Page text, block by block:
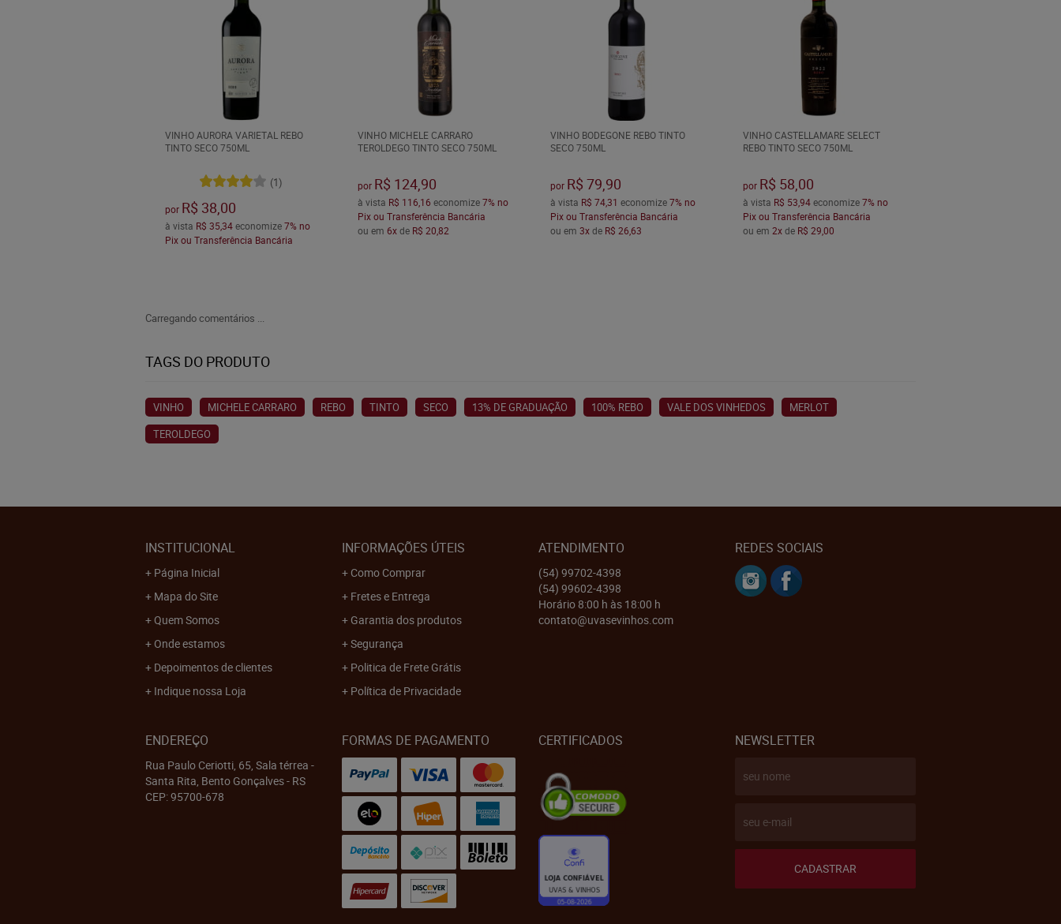
VINHO AURORA VARIETAL REBO
TINTO SECO 750ML
(1)
por R$ 38,00
à vista R$ 35,34economize7% no
Pix ou Transferência Bancária
VINHO MICHELE CARRARO
TEROLDEGO TINTO SECO 750ML
por R$ 124,90
à vista R$ 116,16 economize7% no
Pix ou Transferência Bancária
ou em 6xde R$ 20,82
VINHO BODEGONE REBO TINTO
SECO 750ML
por R$ 79,90
à vista R$ 74,31 economize7% no
Pix ou Transferência Bancária
ou em 3xde R$ 26,63
VINHO CASTELLAMARE SELECT
REBO TINTO SECO 750ML
por R$ 58,00
à vista R$ 53,94economize7% no
Pix ou Transferência Bancária
ou em 2xde R$ 29,00
Carregando comentários ...
TAGS DO PRODUTO
VINHO MICHELE CARRARO REBO TINTO SECO 13% DE GRADUAÇÃO 100% REBO VALE DOS VINHEDOS
MERLOT
TEROLDEGO
INSTITUCIONAL
Página Inicial
Mapa do Site
Quem Somos
Onde estamos
Depoimentos de clientes
Indique nossa Loja
INFORMAÇÕES ÚTEIS
Como Comprar
Fretes e Entrega
Garantia dos produtos
Segurança
Politica de Frete Grátis
Política de Privacidade
ATENDIMENTO
(54) 99702-4398
(54) 99602-4398
Horário 8:00 h às 18:00 h
contato@uvasevinhos.com
REDES SOCIAIS
ENDEREÇO
Rua Paulo Ceriotti, 65, Sala térrea -
Santa Rita, Bento Gonçalves- RS
CEP: 95700-678
FORMAS DE PAGAMENTO CERTIFICADOS NEWSLETTER
CADASTRAR